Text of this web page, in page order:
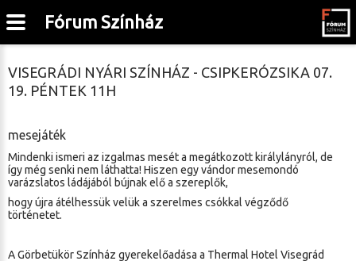
VISEGRÁDI NYÁRI SZÍNHÁZ - CSIPKERÓZSIKA 07.
19. PÉNTEK 11H
mesejáték
Mindenki ismeri az izgalmas mesét a megátkozott királylányról, de
így még senki nem láthatta! Hiszen egy vándor mesemondó
varázslatos ládájából bújnak elő a szereplők,
hogy újra átélhessük velük a szerelmes csókkal végződő
történetet.
A Görbetükör Színház gyerekelőadása a Thermal Hotel Visegrád
Fórum Színház